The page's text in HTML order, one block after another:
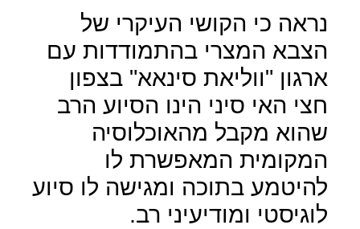
נראה כי הקושי העיקרי של
הצבא המצרי בהתמודדות עם
ארגון "ווליאת סינאא" בצפון
חצי האי סיני הינו הסיוע הרב
שהוא מקבל מהאוכלוסיה
המקומית המאפשרת לו
להיטמע בתוכה ומגישה לו סיוע
לוגיסטי ומודיעיני רב.